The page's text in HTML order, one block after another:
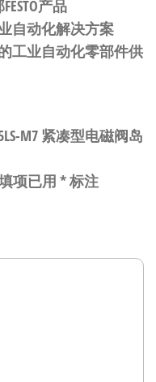
产品
自动化解决方案
工业自动化零部件供
M7 紧凑型电磁阀岛
项已用 *标注